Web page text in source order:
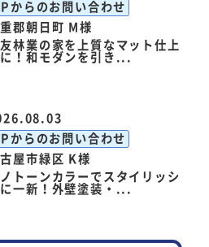
からのお問い合わせ
郡朝日町 M様
林業の家を上質なマット仕上
！和モダンを引き...
からのお問い合わせ
屋市緑区 K様
トーンカラーでスタイリッシ
に一新！外壁塗装・...